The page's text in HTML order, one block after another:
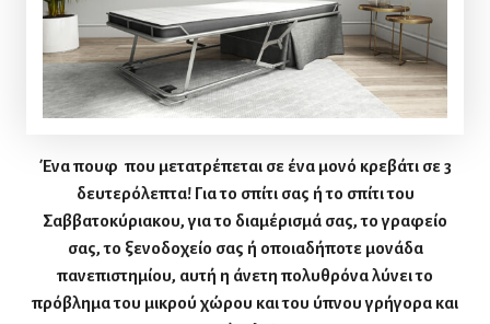
Ένα πουφ που μετατρέπεται σε ένα μονό κρεβάτι σε 3
δευτερόλεπτα! Για το σπίτι σας ή το σπίτι του
Σαββατοκύριακου, για το διαμέρισμά σας, το γραφείο
σας, το ξενοδοχείο σας ή οποιαδήποτε μονάδα
πανεπιστημίου, αυτή η άνετη πολυθρόνα λύνει το
πρόβλημα του μικρού χώρου και του ύπνου γρήγορα και